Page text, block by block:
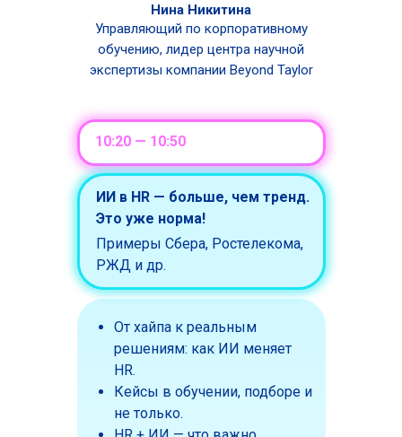
10:20 — 10:50
От хайпа к реальным
решениям: как ИИ меняет
HR.
Кейсы в обучении, подборе и
не только.
Нина Никитина
Управляющий по корпоративному
обучению, лидер центра научной
экспертизы компании Beyond Taylor
ИИ в HR — больше, чем тренд.
Это уже норма!
Примеры Сбера, Ростелекома,
РЖД и др.